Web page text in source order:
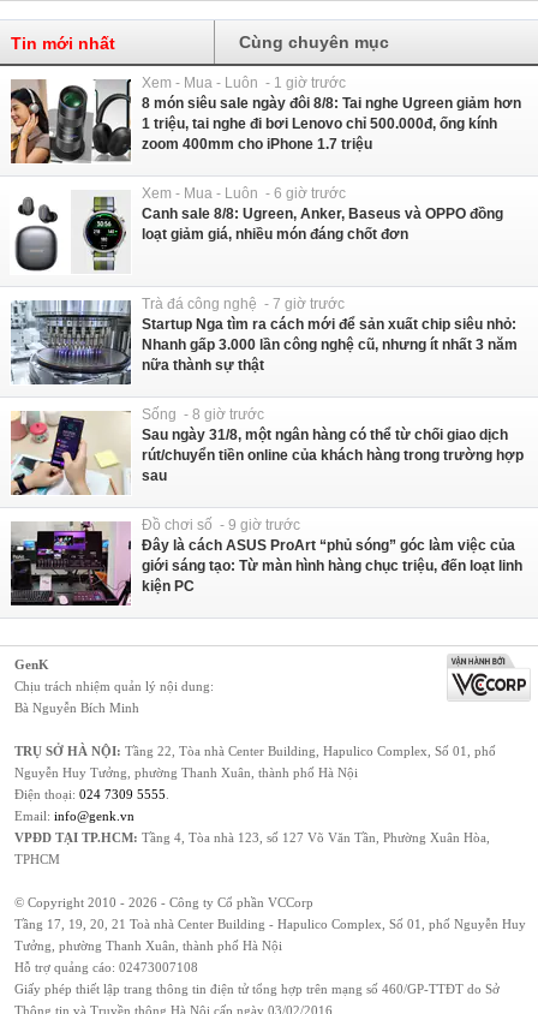
Tin mới nhất Cùng chuyên mục
Xem - Mua - Luôn - 1 giờ trước
8 món siêu sale ngày đôi 8/8: Tai nghe Ugreen giảm hơn
1 triệu, tai nghe đi bơi Lenovo chỉ 500.000đ, ống kính
zoom 400mm cho iPhone 1.7 triệu
Xem - Mua - Luôn - 6 giờ trước
Canh sale 8/8: Ugreen, Anker, Baseus và OPPO đồng
loạt giảm giá, nhiều món đáng chốt đơn
Trà đá công nghệ - 7 giờ trước
Startup Nga tìm ra cách mới để sản xuất chip siêu nhỏ:
Nhanh gấp 3.000 lần công nghệ cũ, nhưng ít nhất 3 năm
nữa thành sự thật
Sống - 8 giờ trước
Sau ngày 31/8, một ngân hàng có thể từ chối giao dịch
rút/chuyển tiền online của khách hàng trong trường hợp
sau
Đồ chơi số - 9 giờ trước
Đây là cách ASUS ProArt “phủ sóng” góc làm việc của
giới sáng tạo: Từ màn hình hàng chục triệu, đến loạt linh
kiện PC
GenK
Chịu trách nhiệm quản lý nội dung:
Bà Nguyễn Bích Minh
TRỤ SỞ HÀ NỘI: Tầng 22, Tòa nhà Center Building, Hapulico Complex, Số 01, phố
Nguyễn Huy Tưởng, phường Thanh Xuân, thành phố Hà Nội
Điện thoại: 024 7309 5555
Email: info@genk.vn
VPĐD TẠI TP.HCM: Tầng 4, Tòa nhà 123, số 127 Võ Văn Tần, Phường Xuân Hòa,
TPHCM
© Copyright 2010 - 2026 - Công ty Cổ phần VCCorp
Tầng 17, 19, 20, 21 Toà nhà Center Building - Hapulico Complex, Số 01, phố Nguyễn Huy
Tưởng, phường Thanh Xuân, thành phố Hà Nội
Hỗ trợ quảng cáo: 02473007108
Giấy phép thiết lập trang thông tin điện tử tổng hợp trên mạng số 460/GP-TTĐT do Sở
Thông tin và Truyền thông Hà Nội cấp ngày 03/02/2016